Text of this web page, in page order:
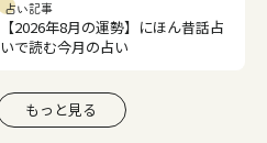
占い記事
【2026年8月の運勢】にほん昔話占
いで読む今月の占い
もっと見る